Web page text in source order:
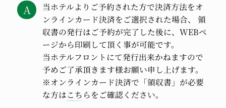
当ホテルよりご予約された方で決済方法をオ
ンラインカード決済をご選択された場合、 領
収書の発行はご予約が完了した後に、WEBペ
ージから印刷して頂く事が可能です。
当ホテルフロントにて発行出来かねますので
予めご了承頂きます様お願い申し上げます。
※オンラインカード決済で「領収書」が必要
な方はこちらをご確認ください。